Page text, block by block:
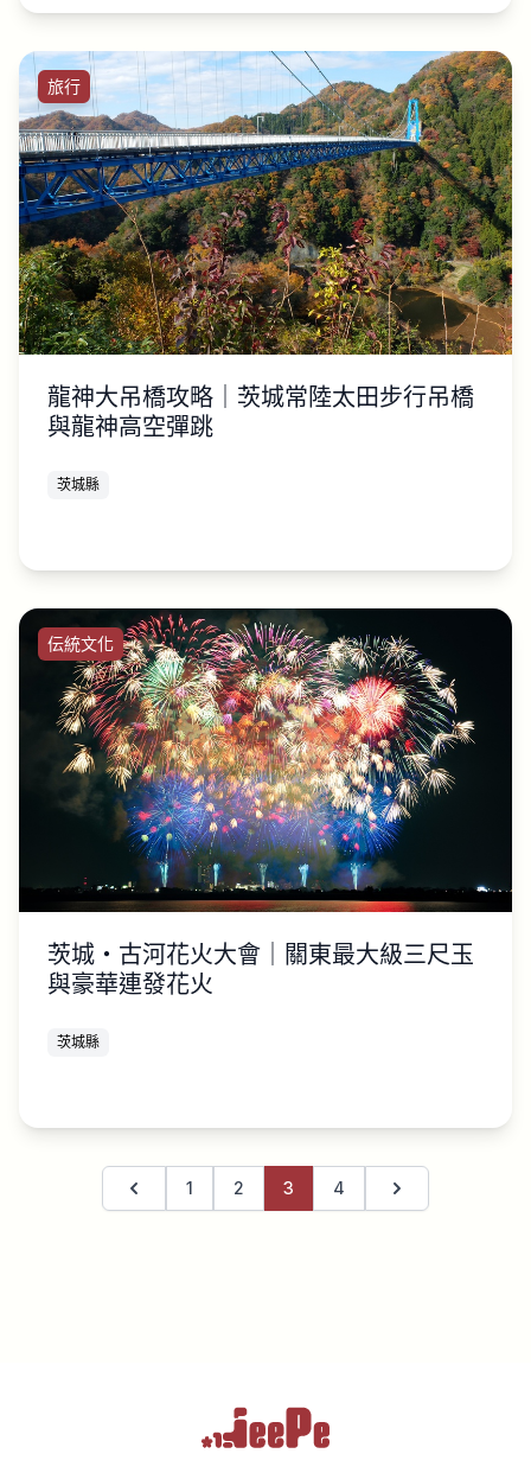
旅行
龍神大吊橋攻略｜茨城常陸太田步行吊橋
與龍神高空彈跳
茨城縣
伝統文化
茨城・古河花火大會｜關東最大級三尺玉
與豪華連發花火
茨城縣
上一頁 1 2 3 4 下一頁